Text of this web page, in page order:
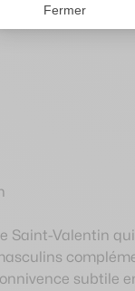
Valentin